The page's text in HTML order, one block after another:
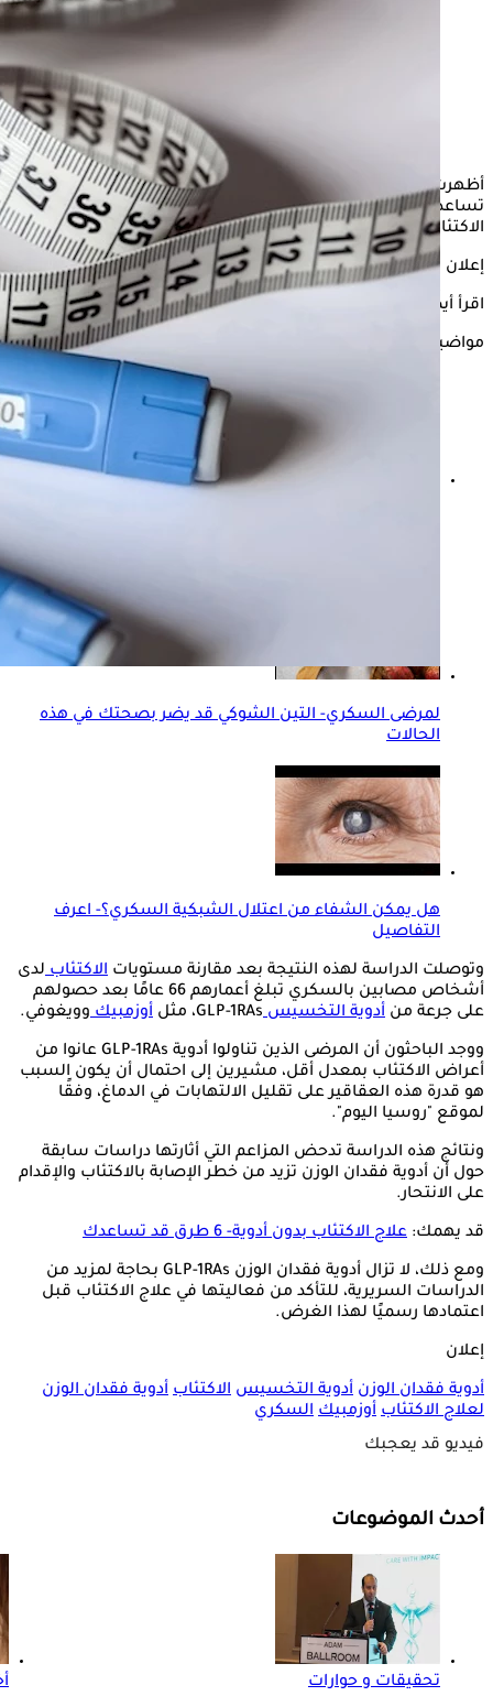
أظهرت دراسة حديثة أجرتها جامعة فلوريدا، أنأدوية فقدان الوزنلا
تساعد فقط على التخسيس، بل ثبت أيضًا أنها فعالة في علاج
الاكتئاب.
إعلان
اقرأ أيضًا: تعرف على فوائد وأضرار أدوية التخسيس
مواضيع ذات صلة
لمرضى السكري- التين الشوكي قد يضر بصحتك في هذه
الحالات
هل يمكن الشفاء من اعتلال الشبكية السكري؟- اعرف
التفاصيل
وتوصلت الدراسة لهذه النتيجة بعد مقارنة مستويات الاكتئابلدى
أشخاص مصابين بالسكري تبلغ أعمارهم 66 عامًا بعد حصولهم
على جرعة من أدوية التخسيسGLP-1RAs، مثل أوزمبيكوويغوفي.
ووجد الباحثون أن المرضى الذين تناولوا أدوية GLP-1RAs عانوا من
أعراض الاكتئاب بمعدل أقل، مشيرين إلى احتمال أن يكون السبب
هو قدرة هذه العقاقير على تقليل الالتهابات في الدماغ، وفقًا
لموقع "روسيا اليوم".
ونتائج هذه الدراسة تدحض المزاعم التي أثارتها دراسات سابقة
حول أن أدوية فقدان الوزن تزيد من خطر الإصابة بالاكتئاب والإقدام
على الانتحار.
قد يهمك: علاج الاكتئاب بدون أدوية- 6 طرق قد تساعدك
ومع ذلك، لا تزال أدوية فقدان الوزن GLP-1RAs بحاجة لمزيد من
الدراسات السريرية، للتأكد من فعاليتها في علاج الاكتئاب قبل
اعتمادها رسميًا لهذا الغرض.
إعلان
أدوية فقدان الوزن أدوية التخسيس الاكتئاب أدوية فقدان الوزن
لعلاج الاكتئاب أوزمبيك السكري
فيديو قد يعجبك
أحدث الموضوعات
تحقيقات و حوارات